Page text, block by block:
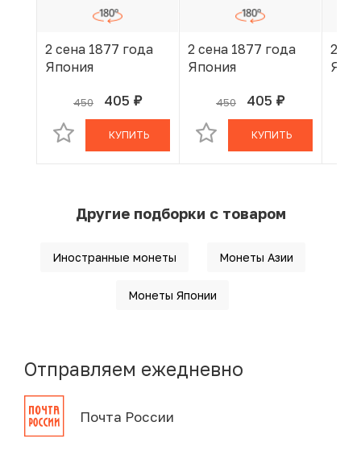
2 сена 1877 года
Япония
450 405 руб.
В КОРЗИНЕ
КУПИТЬ
2 сена 1877 года
Япония
450 405 руб.
В КОРЗИНЕ
КУПИТЬ
2
Другие подборки с товаром
Иностранные монеты Монеты Азии
Монеты Японии
Отправляем ежедневно
Почта России